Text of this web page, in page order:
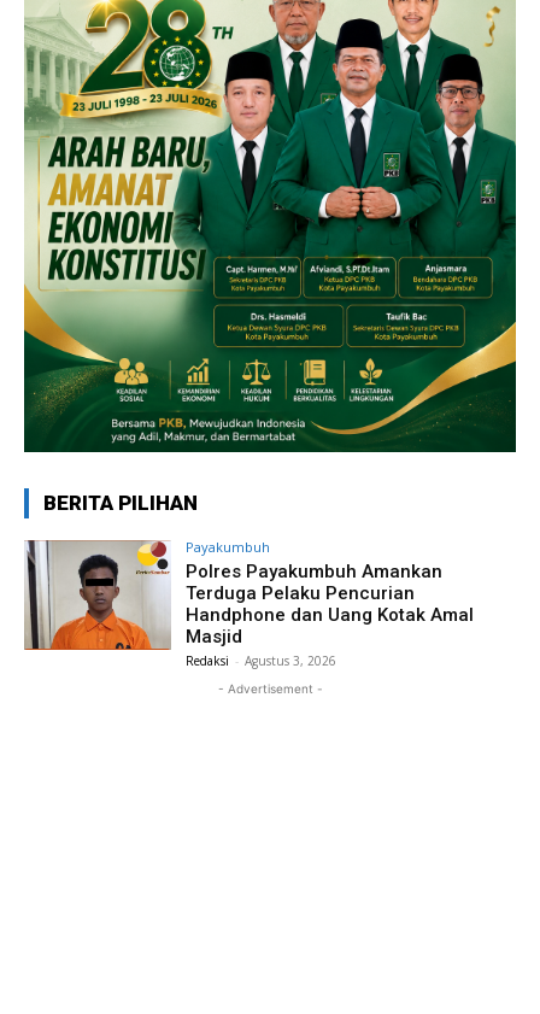
BERITA PILIHAN
Payakumbuh
Polres Payakumbuh Amankan
Terduga Pelaku Pencurian
Handphone dan Uang Kotak Amal
Masjid
Redaksi - Agustus 3, 2026
- Advertisement -